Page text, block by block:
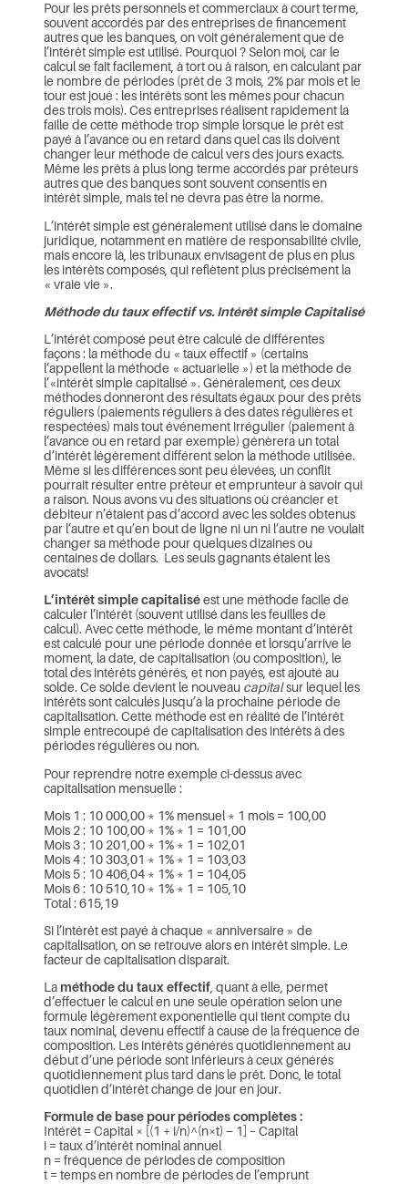
Pour les prêts personnels et commerciaux à court terme,
souvent accordés par des entreprises de financement
autres que les banques, on voit généralement que de
l’intérêt simple est utilisé. Pourquoi ? Selon moi, car le
calcul se fait facilement, à tort ou à raison, en calculant par
le nombre de périodes (prêt de 3 mois, 2% par mois et le
tour est joué : les intérêts sont les mêmes pour chacun
des trois mois). Ces entreprises réalisent rapidement la
faille de cette méthode trop simple lorsque le prêt est
payé à l’avance ou en retard dans quel cas ils doivent
changer leur méthode de calcul vers des jours exacts.
Même les prêts à plus long terme accordés par prêteurs
autres que des banques sont souvent consentis en
intérêt simple, mais tel ne devra pas être la norme.
L’intérêt simple est généralement utilisé dans le domaine
juridique, notamment en matière de responsabilité civile,
mais encore là, les tribunaux envisagent de plus en plus
les intérêts composés, qui reflètent plus précisément la
« vraie vie ».
Méthode du taux effectif vs. Intérêt simple Capitalisé
L’intérêt composé peut être calculé de différentes
façons : la méthode du « taux effectif » (certains
l’appellent la méthode « actuarielle ») et la méthode de
l’«intérêt simple capitalisé ». Généralement, ces deux
méthodes donneront des résultats égaux pour des prêts
réguliers (paiements réguliers à des dates régulières et
respectées) mais tout événement irrégulier (paiement à
l’avance ou en retard par exemple) génèrera un total
d’intérêt légèrement différent selon la méthode utilisée.
Même si les différences sont peu élevées, un conflit
pourrait résulter entre prêteur et emprunteur à savoir qui
a raison. Nous avons vu des situations où créancier et
débiteur n’étaient pas d’accord avec les soldes obtenus
par l’autre et qu’en bout de ligne ni un ni l’autre ne voulait
changer sa méthode pour quelques dizaines ou
centaines de dollars. Les seuls gagnants étaient les
avocats!
L’intérêt simple capitaliséest une méthode facile de
calculer l’intérêt (souvent utilisé dans les feuilles de
calcul). Avec cette méthode, le même montant d’intérêt
est calculé pour une période donnée et lorsqu’arrive le
moment, la date, de capitalisation (ou composition), le
total des intérêts générés, et non payés, est ajouté au
solde. Ce solde devient le nouveau capitalsur lequel les
intérêts sont calculés jusqu’à la prochaine période de
capitalisation. Cette méthode est en réalité de l’intérêt
simple entrecoupé de capitalisation des intérêts à des
périodes régulières ou non.
Pour reprendre notre exemple ci-dessus avec
capitalisation mensuelle :
Mois 1 : 10 000,00 * 1% mensuel * 1 mois = 100,00
Mois 2 : 10 100,00 * 1% * 1 = 101,00
Mois 3 : 10 201,00 * 1% * 1 = 102,01
Mois 4 : 10 303,01 * 1% * 1 = 103,03
Mois 5 : 10 406,04 * 1% * 1 = 104,05
Mois 6 : 10 510,10 * 1% * 1 = 105,10
Total : 615,19
Si l’intérêt est payé à chaque « anniversaire » de
capitalisation, on se retrouve alors en intérêt simple. Le
facteur de capitalisation disparaît.
La méthode du taux effectif , quant à elle, permet
d’effectuer le calcul en une seule opération selon une
formule légèrement exponentielle qui tient compte du
taux nominal, devenu effectif à cause de la fréquence de
composition. Les intérêts générés quotidiennement au
début d’une période sont inférieurs à ceux générés
quotidiennement plus tard dans le prêt. Donc, le total
quotidien d’intérêt change de jour en jour.
Formule de base pour périodes complètes :
Intérêt = Capital × [(1 + i/n)^(n×t) − 1] – Capital
i = taux d’intérêt nominal annuel
n = fréquence de périodes de composition
t = temps en nombre de périodes de l’emprunt